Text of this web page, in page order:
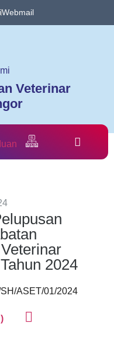
Webmail
Veterinar
2024
ASET/01/2024